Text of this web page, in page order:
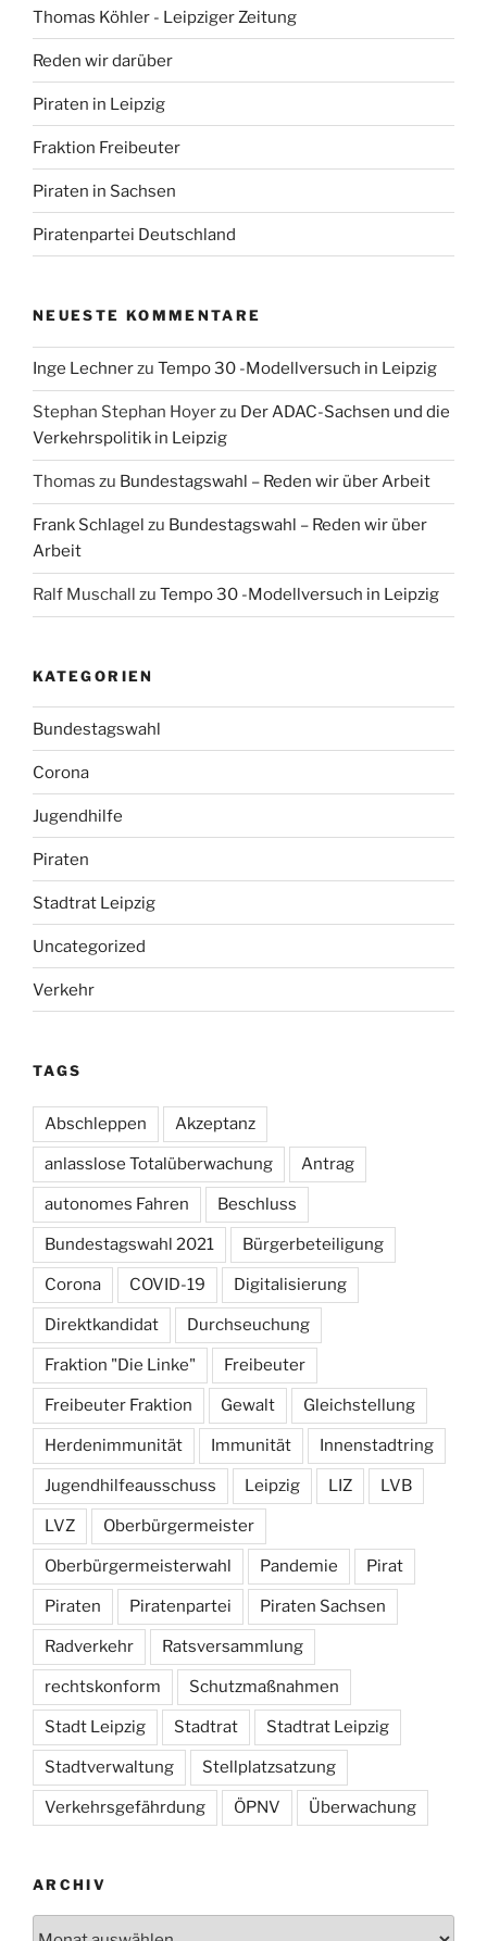
Thomas Köhler - Leipziger Zeitung
Reden wir darüber
Piraten in Leipzig
Fraktion Freibeuter
Piraten in Sachsen
Piratenpartei Deutschland
NEUESTE KOMMENTARE
Inge Lechnerzu Tempo 30 -Modellversuch in Leipzig
Stephan Stephan Hoyerzu Der ADAC-Sachsen und die
Verkehrspolitik in Leipzig
Thomas zu Bundestagswahl – Reden wir über Arbeit
Frank Schlagel zu Bundestagswahl – Reden wir über
Arbeit
Ralf Muschall zu Tempo 30 -Modellversuch in Leipzig
KATEGORIEN
Bundestagswahl
Corona
Jugendhilfe
Piraten
Stadtrat Leipzig
Uncategorized
Verkehr
TAGS
Abschleppen Akzeptanz
anlasslose Totalüberwachung Antrag
autonomes Fahren Beschluss
Bundestagswahl 2021 Bürgerbeteiligung
Corona COVID-19 Digitalisierung
Direktkandidat Durchseuchung
Fraktion "Die Linke" Freibeuter
Freibeuter Fraktion Gewalt Gleichstellung
Herdenimmunität Immunität Innenstadtring
Jugendhilfeausschuss Leipzig LIZ LVB
LVZ Oberbürgermeister
Oberbürgermeisterwahl Pandemie Pirat
Piraten Piratenpartei Piraten Sachsen
Radverkehr Ratsversammlung
rechtskonform Schutzmaßnahmen
Stadt Leipzig Stadtrat Stadtrat Leipzig
Stadtverwaltung Stellplatzsatzung
Verkehrsgefährdung ÖPNV Überwachung
ARCHIV